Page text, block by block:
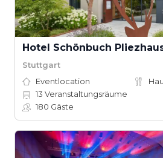
Hotel Schönbuch
Stuttgart
Eventlocation
13 Veranstaltungsräume
180 Gäste